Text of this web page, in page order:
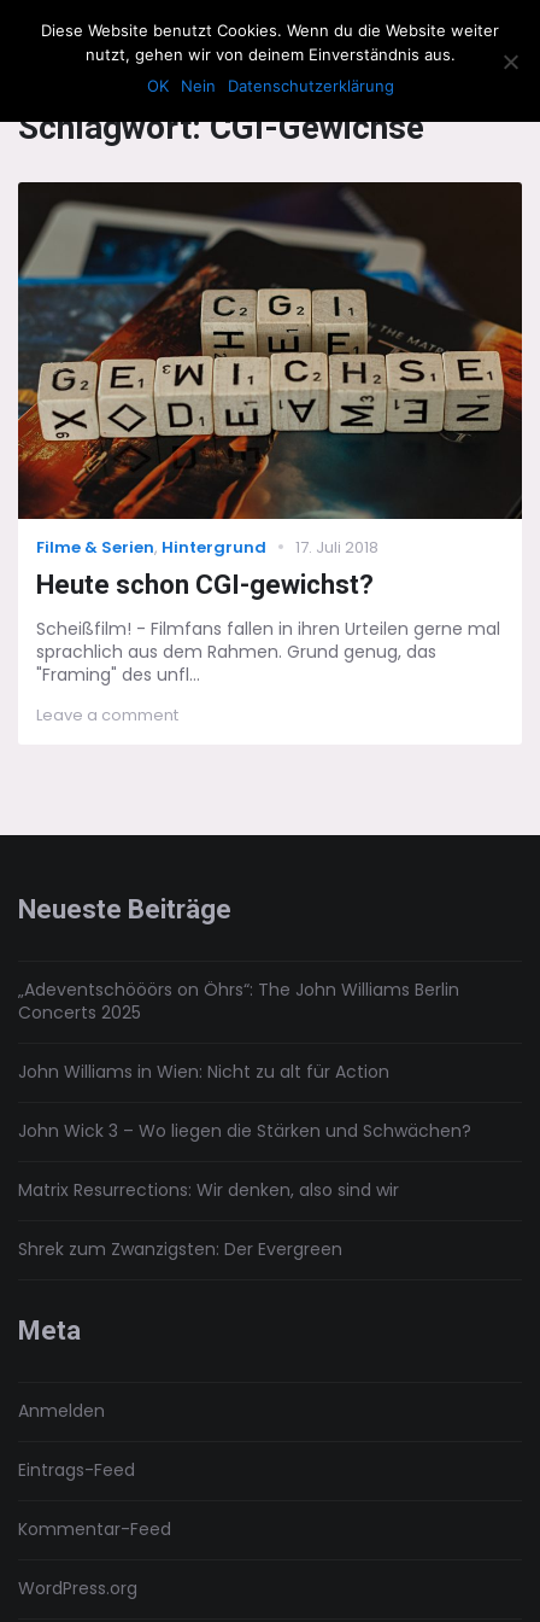
The Howling Men
Schlagwort:CGI-Gewichse
Categories
Filme & Serien, Hintergrund
Posted
17. Juli 2018
Heute schon CGI-gewichst?
Scheißfilm! - Filmfans fallen in ihren Urteilen gerne mal
sprachlich aus dem Rahmen. Grund genug, das
"Framing" des unfl...
Leave a commenton
Neueste Beiträge
„Adeventschööörs on Öhrs“: The John Williams Berlin
Concerts 2025
John Williams in Wien: Nicht zu alt für Action
John Wick 3 – Wo liegen die Stärken und Schwächen?
Matrix Resurrections: Wir denken, also sind wir
Shrek zum Zwanzigsten: Der Evergreen
Meta
Anmelden
Eintrags-Feed
Kommentar-Feed
WordPress.org
Diese Website benutzt Cookies. Wenn du die Website weiter
nutzt, gehen wir von deinem Einverständnis aus.
OK
Nein Datenschutzerklärung